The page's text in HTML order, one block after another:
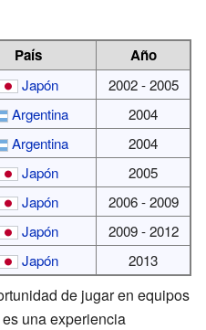
País Año
Japón
2002 - 2005
Argentina
2004
Argentina
2004
Japón
2005
Japón
2006 - 2009
Japón
2009 - 2012
Japón 2013
de jugar en equipos
una experiencia